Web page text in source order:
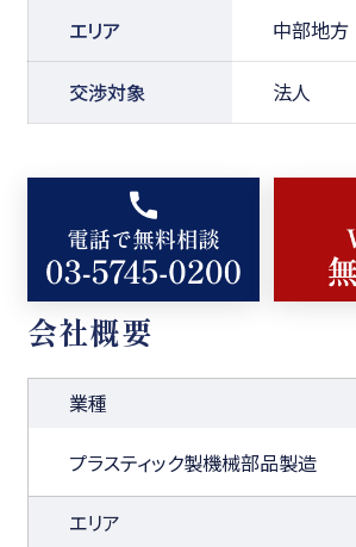
エリア 中部地方
交渉対象 法人
会社概要
業種
プラスティック製機械部品製造
エリア